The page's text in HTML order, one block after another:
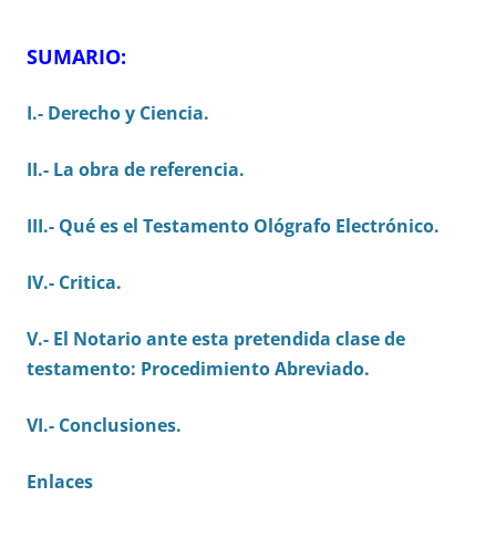
SUMARIO:
I.- Derecho y Ciencia.
II.- La obra de referencia.
III.- Qué es el Testamento Ológrafo Electrónico.
IV.- Critica.
V.- El Notario ante esta pretendida clase de
testamento: Procedimiento Abreviado.
VI.- Conclusiones.
Enlaces